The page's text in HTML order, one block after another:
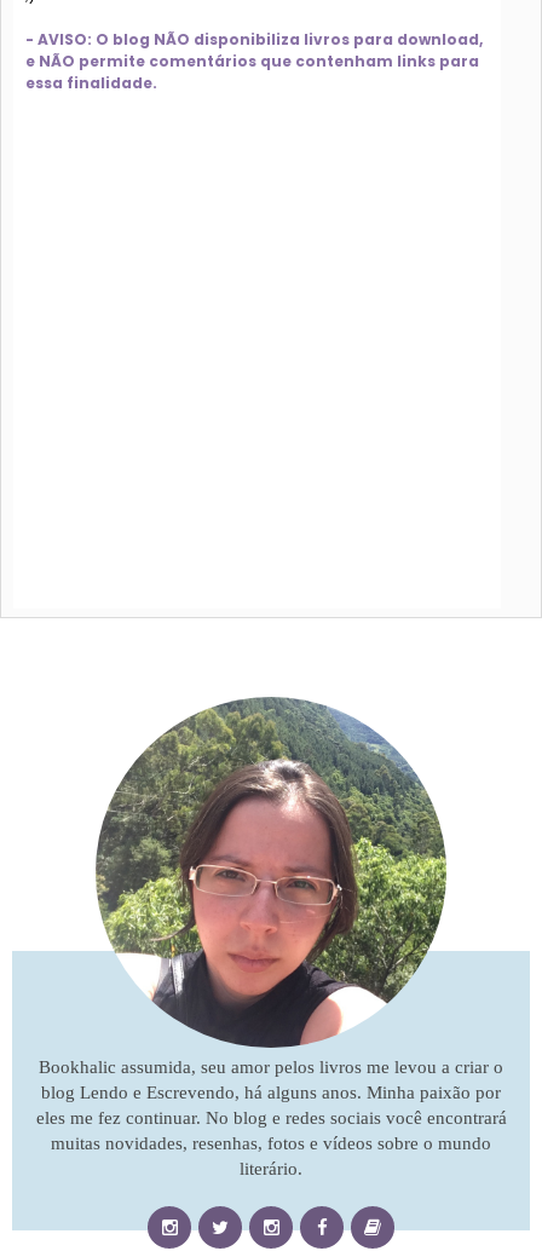
- AVISO: O blog NÃO disponibiliza livros para download,
e NÃO permite comentários que contenham links para
essa finalidade.
Bookhalic assumida, seu amor pelos livros me levou a criar o
blog Lendo e Escrevendo, há alguns anos. Minha paixão por
eles me fez continuar. No blog e redes sociais você encontrará
muitas novidades, resenhas, fotos e vídeos sobre o mundo
literário.